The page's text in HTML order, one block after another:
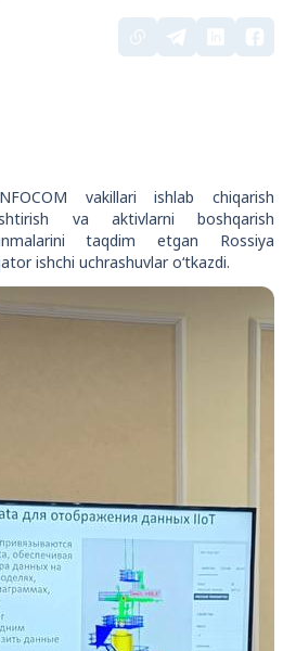
vakillari ishlab chiqarish
va aktivlarni boshqarish
taqdim etgan Rossiya
ishchi uchrashuvlar o‘tkazdi.